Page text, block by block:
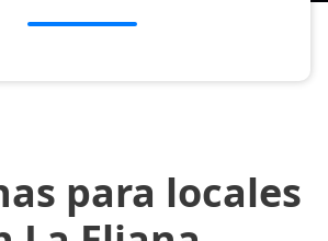
para locales